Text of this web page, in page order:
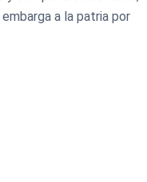
a la patria por